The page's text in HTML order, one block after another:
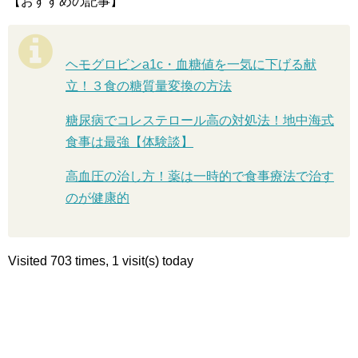
ヘモグロビンa1c・血糖値を一気に下げる献
立！３食の糖質量変換の方法
糖尿病でコレステロール高の対処法！地中海式
食事は最強【体験談】
高血圧の治し方！薬は一時的で食事療法で治す
のが健康的
Visited 703 times, 1 visit(s) today